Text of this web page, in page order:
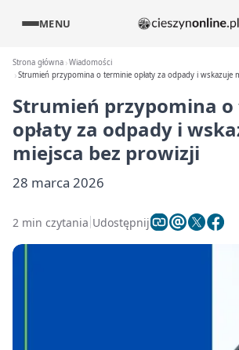
MENU
Strona główna Wiadomości
Strumień przypomina o terminie opłaty za odpady i wskazuje
Strumień przypomina
opłaty za odpady i
miejsca bez prowizji
28 marca 2026
2 min czytania Udostępnij